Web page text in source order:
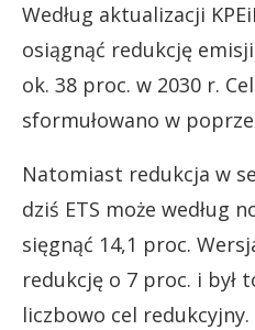
Według aktualizacji
osiągnąć redukcję
ok. 38 proc. w 2030 r.
sformułowano w
Natomiast redukcja w
dziś ETS może według
sięgnąć 14,1 proc.
redukcję o 7 proc. i był
liczbowo cel redukcyjny.